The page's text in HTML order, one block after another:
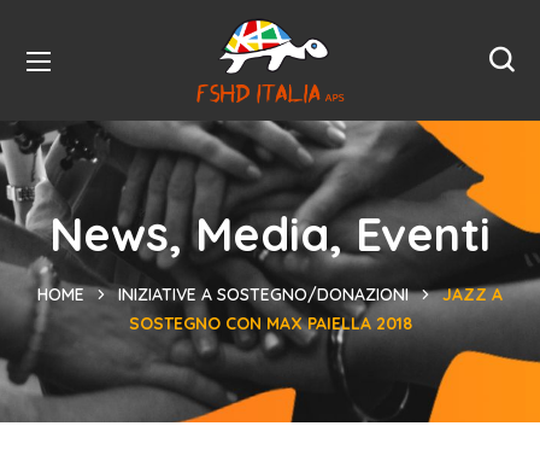
News, Media, Eventi
HOME INIZIATIVE A SOSTEGNO/DONAZIONI
JAZZ A
SOSTEGNO CON MAX PAIELLA 2018